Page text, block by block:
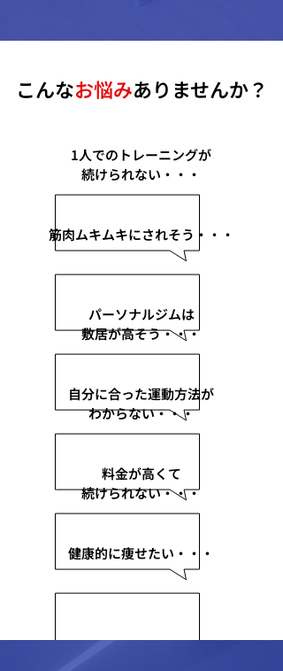
​こんなお悩みありませんか？
1人でのトレーニングが
続けられない・・・
筋肉ムキムキにされそう・・・
パーソナルジムは
敷居が高そう・・・
自分に合った運動方法が
わからない・・・
料金が高くて
続けられない・・・
健康的に痩せたい・・・